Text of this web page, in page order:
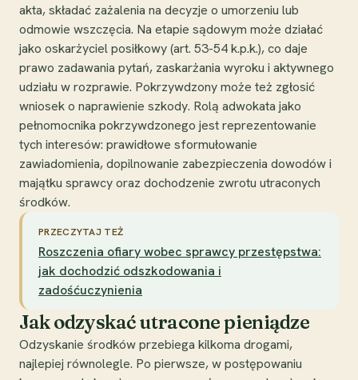
akta, składać zażalenia na decyzje o umorzeniu lub
odmowie wszczęcia. Na etapie sądowym może działać
jako oskarżyciel posiłkowy (art. 53-54 k.p.k.), co daje
prawo zadawania pytań, zaskarżania wyroku i aktywnego
udziału w rozprawie. Pokrzywdzony może też zgłosić
wniosek o naprawienie szkody. Rolą adwokata jako
pełnomocnika pokrzywdzonego jest reprezentowanie
tych interesów: prawidłowe sformułowanie
zawiadomienia, dopilnowanie zabezpieczenia dowodów i
majątku sprawcy oraz dochodzenie zwrotu utraconych
środków.
PRZECZYTAJ TEŻ
Roszczenia ofiary wobec sprawcy przestępstwa:
jak dochodzić odszkodowania i
zadośćuczynienia
Jak odzyskać utracone pieniądze
Odzyskanie środków przebiega kilkoma drogami,
najlepiej równolegle. Po pierwsze, w postępowaniu